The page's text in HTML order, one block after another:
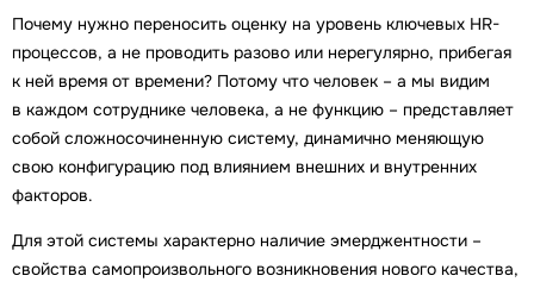
Почему нужно переносить оценку на уровень ключевых HR-
процессов, а не проводить разово или нерегулярно, прибегая
к ней время от времени? Потому что человек – а мы видим
в каждом сотруднике человека, а не функцию – представляет
собой сложносочиненную систему, динамично меняющую
свою конфигурацию под влиянием внешних и внутренних
факторов.
Для этой системы характерно наличие эмерджентности –
свойства самопроизвольного возникновения нового качества,